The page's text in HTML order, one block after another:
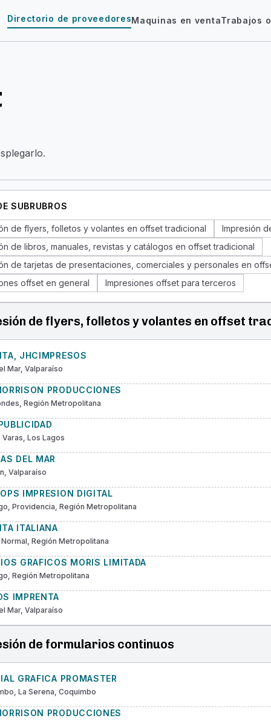
Directorio de proveedoresMaquinas en ventaTrabajos
SUBRUBROS
de flyers, folletos y volantes en offset tradicional
Impresión
de libros, manuales, revistas y catálogos en offset tradicional
de tarjetas de presentaciones, comerciales y personales en
offset en general
Impresiones offset para terceros
de flyers, folletos y volantes en offset
JHCIMPRESOS
Mar, Valparaíso
PRODUCCIONES
Región Metropolitana
Varas, Los Lagos
DEL MAR
Valparaíso
IMPRESION DIGITAL
Providencia, Región Metropolitana
ITALIANA
Normal, Región Metropolitana
GRAFICOS MORIS LIMITADA
Región Metropolitana
IMPRENTA
Mar, Valparaíso
de formularios continuos
GRAFICA PROMASTER
La Serena, Coquimbo
PRODUCCIONES